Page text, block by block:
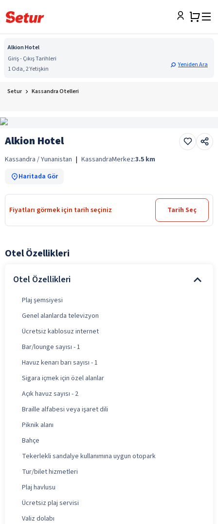
Alkion Hotel
Giriş - Çıkış Tarihleri
1 Oda, 2 Yetişkin
Yeniden Ara
Setur Kassandra Otelleri
Alkion Hotel
Kassandra / Yunanistan | KassandraMerkez:3.5 km
Haritada Gör
Fiyatları görmek için tarih seçiniz Tarih Seç
Otel Özellikleri
Otel Özellikleri
Plaj şemsiyesi
Genel alanlarda televizyon
Ücretsiz kablosuz internet
Bar/lounge sayısı - 1
Havuz kenarı barı sayısı - 1
Sigara içmek için özel alanlar
Açık havuz sayısı - 2
Braille alfabesi veya işaret dili
Piknik alanı
Bahçe
Tekerlekli sandalye kullanımına uygun otopark
Tur/bilet hizmetleri
Plaj havlusu
Ücretsiz plaj servisi
Valiz dolabı